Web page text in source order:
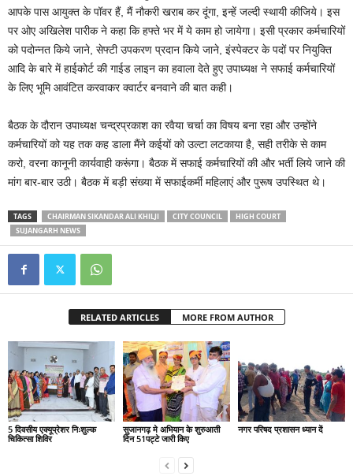
आपके पास आयुक्त के पॉवर हैं, मैं नौकरी खराब कर दूंगा, इन्हें जल्दी स्थायी कीजिये। इस
पर ओए अखिलेश पारीक ने कहा कि हफ्ते भर में ये काम हो जायेगा। इसी प्रकार कर्मचारियों
को पदोन्नत किये जाने, सेफ्टी उपकरण प्रदान किये जाने, इंस्पेक्टर के पदों पर नियुक्ति
आदि के बारे में हाईकोर्ट की गाईड लाइन का हवाला देते हुए उपाध्यक्ष ने सफाई कर्मचारियों
के लिए भूमि आवंटित करवाकर क्वार्टर बनवाने की बात कही।
बैठक के दौरान उपाध्यक्ष चन्द्रप्रकाश का रवैया चर्चा का विषय बना रहा और उन्होंने
कर्मचारियों को यह तक कह डाला मैंने कईयों को उल्टा लटकाया है, सही तरीके से काम
करो, वरना कानूनी कार्यवाही करूंगा। बैठक में सफाई कर्मचारियों की और भर्ती लिये जाने की
मांग बार-बार उठी। बैठक में बड़ी संख्या में सफाईकर्मी महिलाएं और पुरूष उपस्थित थे।
TAGS CHAIRMAN SIKANDAR ALI KHILJI CITY COUNCIL
HIGH COURT
SUJANGARH NEWS
RELATED ARTICLES MORE FROM AUTHOR
5 दिवसीय एक्यूप्रेशर निःशुल्क
चिकित्सा शिविर
सुजानगढ़ मे अभियान के शुरुआती
दिन 51पट्टे जारी किए
नगर परिषद प्रशासन ध्यान दें